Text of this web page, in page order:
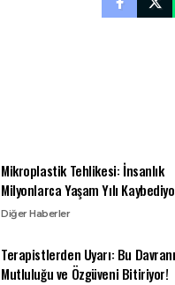
Mikroplastik Tehlikesi: İnsanlık
Milyonlarca Yaşam Yılı
Diğer Haberler
Terapistlerden Uyarı: Bu
Mutluluğu ve Özgüveni Bitiriyor!